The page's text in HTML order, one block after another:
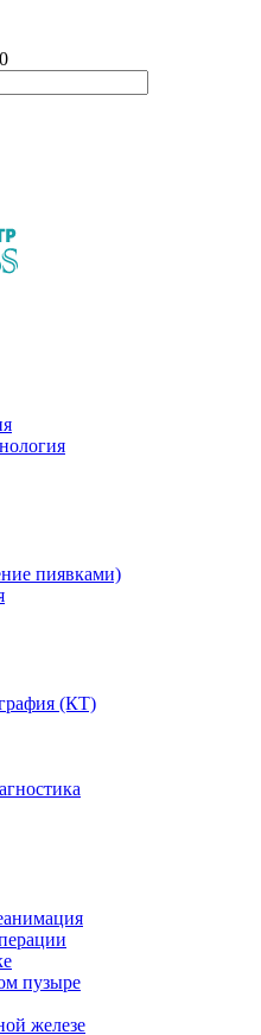
пиявками)
(КТ)
пузыре
железе